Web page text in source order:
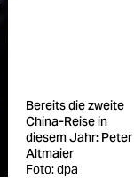
Bereits die zweite
China-Reise in
diesem Jahr: Peter
Altmaier
Foto: dpa